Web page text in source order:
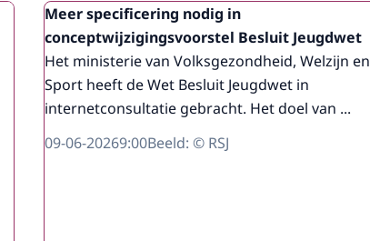
Meer specificering nodig in
conceptwijzigingsvoorstel Besluit Jeugdwet
Het ministerie van Volksgezondheid, Welzijn en
Sport heeft de Wet Besluit Jeugdwet in
internetconsultatie gebracht. Het doel van ...
09-06-20269:00Beeld: © RSJ